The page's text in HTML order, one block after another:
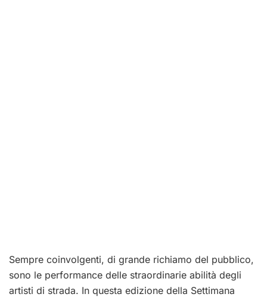
Sempre coinvolgenti, di grande richiamo del pubblico,
sono le performance delle straordinarie abilità degli
artisti di strada. In questa edizione della Settimana